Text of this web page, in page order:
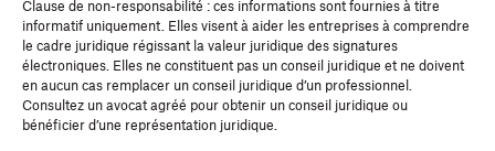
Clause de non-responsabilité : ces informations sont fournies à titre
informatif uniquement. Elles visent à aider les entreprises à comprendre
le cadre juridique régissant la valeur juridique des signatures
électroniques. Elles ne constituent pas un conseil juridique et ne doivent
en aucun cas remplacer un conseil juridique d’un professionnel.
Consultez un avocat agréé pour obtenir un conseil juridique ou
bénéficier d’une représentation juridique.